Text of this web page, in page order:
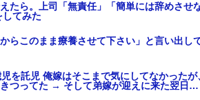
たら。上司「無責任」「簡単には辞めさせ
てみた
らこのまま療養させて下さい」と言い出し
を託児 俺嫁はそこまで気にしてなかった
つってた → そして弟嫁が迎えに来た翌日…